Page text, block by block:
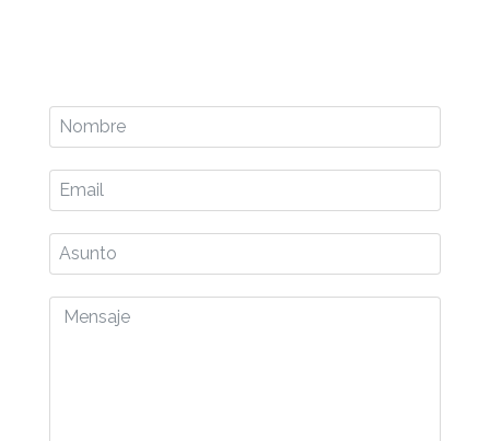
Nombre
Email
*
Asunto
Mensaje